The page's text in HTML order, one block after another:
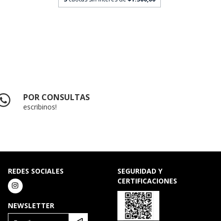
POR CONSULTAS
escribinos!
REDES SOCIALES
NEWSLETTER
SEGURIDAD Y
CERTIFICACIONES